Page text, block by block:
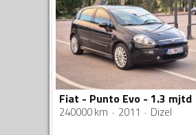
Fiat - Punto Evo - 1.3 mjtd
240000 km 2011 Dizel